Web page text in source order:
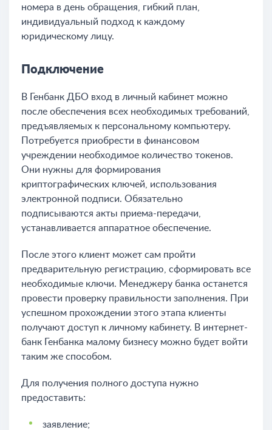
номера в день обращения, гибкий план,
индивидуальный подход к каждому
юридическому лицу.
Подключение
В Генбанк ДБО вход в личный кабинет можно
после обеспечения всех необходимых требований,
предъявляемых к персональному компьютеру.
Потребуется приобрести в финансовом
учреждении необходимое количество токенов.
Они нужны для формирования
криптографических ключей, использования
электронной подписи. Обязательно
подписываются акты приема-передачи,
устанавливается аппаратное обеспечение.
После этого клиент может сам пройти
предварительную регистрацию, сформировать все
необходимые ключи. Менеджеру банка останется
провести проверку правильности заполнения. При
успешном прохождении этого этапа клиенты
получают доступ к личному кабинету. В интернет-
банк Генбанка малому бизнесу можно будет войти
таким же способом.
Для получения полного доступа нужно
предоставить:
заявление;